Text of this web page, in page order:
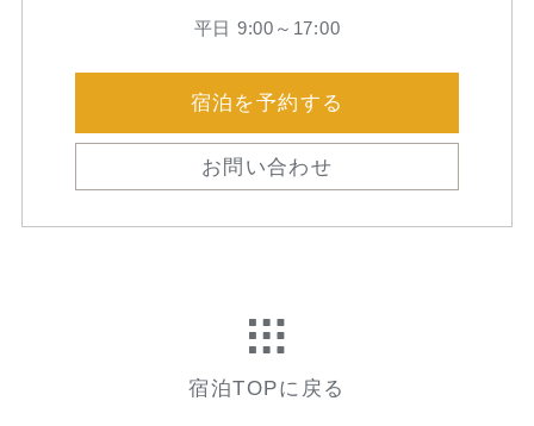
平日 9:00～17:00
宿泊を予約する
お問い合わせ
宿泊TOPに戻る